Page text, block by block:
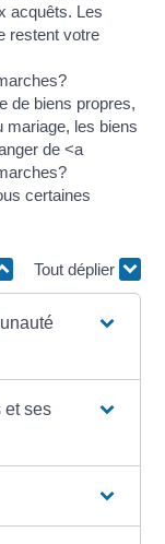
acquêts. Les
restent votre
de biens propres,
mariage, les biens
de <a
certaines
Tout déplier
et ses